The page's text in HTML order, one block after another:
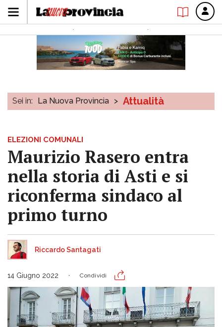
Sei in: La Nuova Provincia > Attualità
ELEZIONI COMUNALI
Maurizio Rasero entra
nella storia di Asti e si
riconferma sindaco al
primo turno
Riccardo Santagati
14 Giugno 2022 Condividi